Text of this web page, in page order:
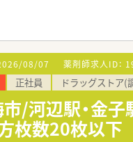
◎調剤・監査をメイ
◎外来はほぼ全て院外
◎平日は17時までの就
08/07 薬剤師求人ID：
正社員 ドラッグストア(
市/河辺駅・
枚数20枚以